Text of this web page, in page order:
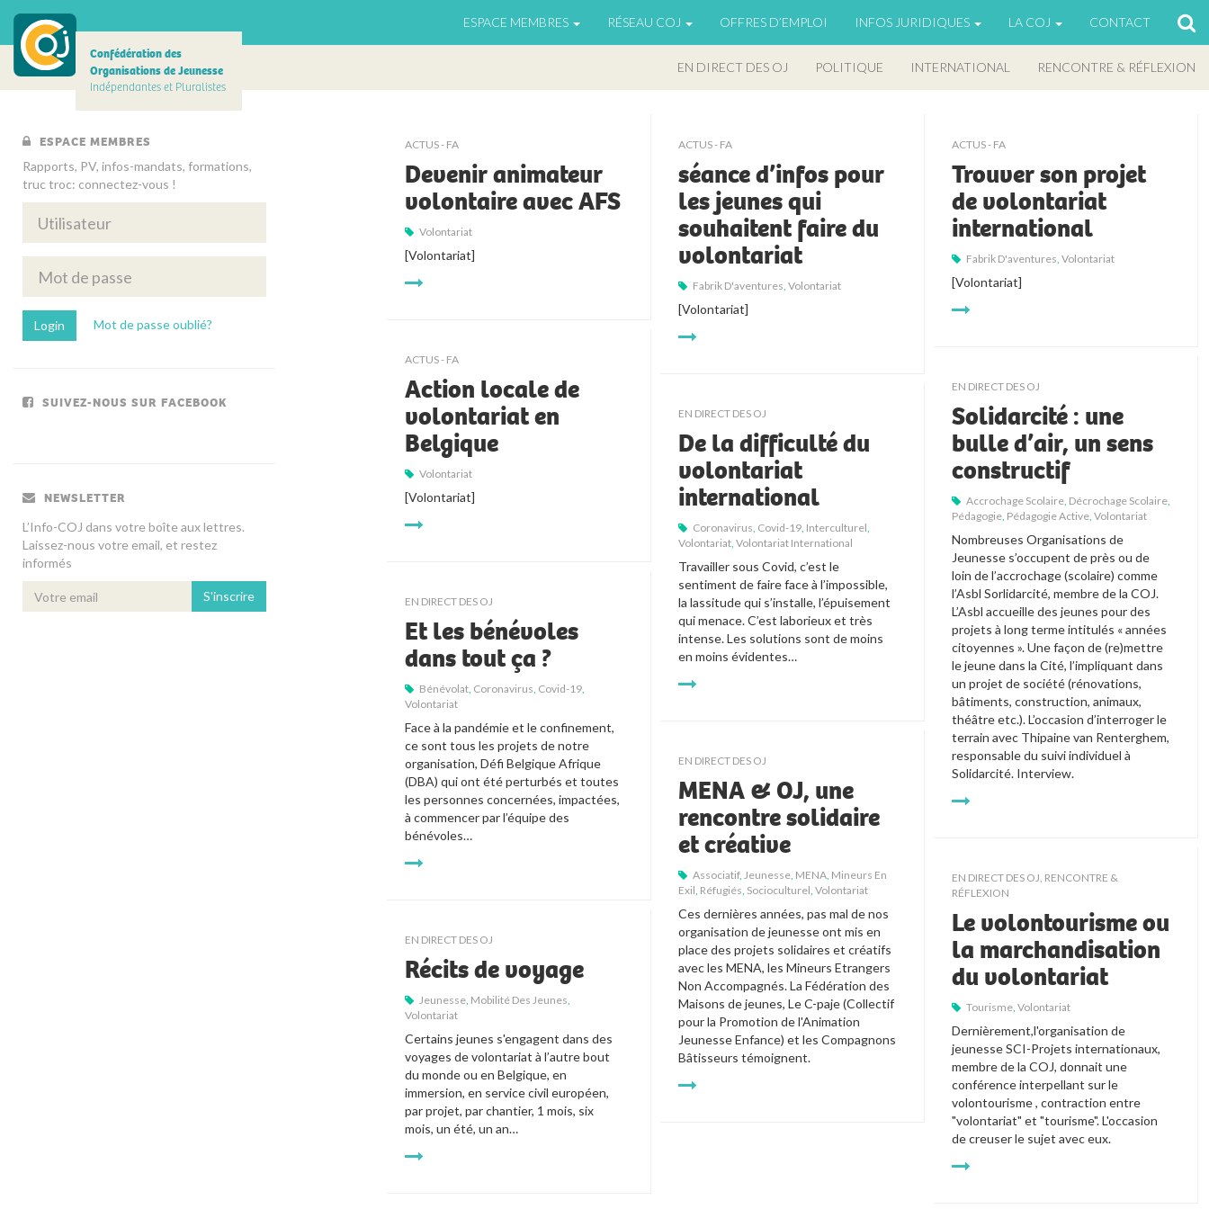
ESPACE MEMBRES RÉSEAU COJ OFFRES D’EMPLOI INFOS JURIDIQUES LA COJ CONTACT
Confédération des
Organisations de Jeunesse
Indépendantes et Pluralistes
EN DIRECT DES OJ POLITIQUE INTERNATIONAL RENCONTRE & RÉFLEXION
ACTUS - FA
Devenir animateur
volontaire avec AFS
Volontariat
[Volontariat]
ACTUS - FA
séance d’infos pour
les jeunes qui
souhaitent faire du
volontariat
Fabrik D'aventures ,Volontariat
[Volontariat]
ACTUS - FA
Trouver son projet
de volontariat
international
Fabrik D'aventures ,Volontariat
[Volontariat]
ACTUS - FA
Action locale de
volontariat en
Belgique
Volontariat
[Volontariat]
EN DIRECT DES OJ
Solidarcité : une
bulle d’air, un sens
constructif
Accrochage Scolaire Décrochage Scolaire
Pédagogie Pédagogie Active ,Volontariat
Nombreuses Organisations de
Jeunesse s’occupent de près ou de
loin de l’accrochage (scolaire) comme
l’Asbl Sorlidarcité, membre de la COJ.
L’Asbl accueille des jeunes pour des
projets à long terme intitulés « années
citoyennes ». Une façon de (re)mettre
le jeune dans la Cité, l’impliquant dans
un projet de société (rénovations,
bâtiments, construction, animaux,
théâtre etc.). L’occasion d’interroger le
terrain avec Thipaine van Renterghem,
responsable du suivi individuel à
Solidarcité. Interview.
EN DIRECT DES OJ
De la difficulté du
volontariat
international
Coronavirus Covid-19 Interculturel
Volontariat ,Volontariat International
Travailler sous Covid, c’est le
sentiment de faire face à l’impossible,
la lassitude qui s’installe, l’épuisement
qui menace. C’est laborieux et très
intense. Les solutions sont de moins
en moins évidentes…
EN DIRECT DES OJ
Et les bénévoles
dans tout ça ?
Bénévolat Coronavirus Covid-19
Volontariat
Face à la pandémie et le confinement,
ce sont tous les projets de notre
organisation, Défi Belgique Afrique
(DBA) qui ont été perturbés et toutes
les personnes concernées, impactées,
à commencer par l’équipe des
bénévoles…
EN DIRECT DES OJ
MENA & OJ, une
rencontre solidaire
et créative
Associatif, Jeunesse MENA Mineurs En
Exil Réfugiés Socioculturel ,Volontariat
Ces dernières années, pas mal de nos
organisation de jeunesse ont mis en
place des projets solidaires et créatifs
avec les MENA, les Mineurs Etrangers
Non Accompagnés. La Fédération des
Maisons de jeunes, Le C-paje (Collectif
pour la Promotion de l'Animation
Jeunesse Enfance) et les Compagnons
Bâtisseurs témoignent.
EN DIRECT DES OJ RENCONTRE &
RÉFLEXION
Le volontourisme ou
la marchandisation
du volontariat
Tourisme ,Volontariat
Dernièrement,l'organisation de
jeunesse SCI-Projets internationaux,
membre de la COJ, donnait une
conférence interpellant sur le
volontourisme , contraction entre
"volontariat" et "tourisme". L'occasion
de creuser le sujet avec eux.
EN DIRECT DES OJ
Récits de voyage
Jeunesse Mobilité Des Jeunes
Volontariat
Certains jeunes s'engagent dans des
voyages de volontariat à l’autre bout
du monde ou en Belgique, en
immersion, en service civil européen,
par projet, par chantier, 1 mois, six
mois, un été, un an…
ESPACE MEMBRES
Rapports, PV, infos-mandats, formations,
truc troc: connectez-vous !
Mot de passe oublié?
SUIVEZ-NOUS SUR FACEBOOK
NEWSLETTER
L’Info-COJ dans votre boîte aux lettres.
Laissez-nous votre email, et restez
informés
S'inscrire